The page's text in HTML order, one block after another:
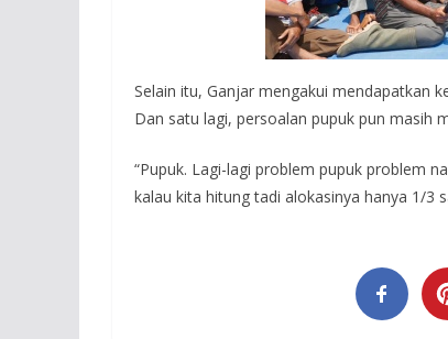
Selain itu, Ganjar mengakui mendapatkan
Dan satu lagi, persoalan pupuk pun masih
“Pupuk. Lagi-lagi problem pupuk problem
kalau kita hitung tadi alokasinya hanya 1/3